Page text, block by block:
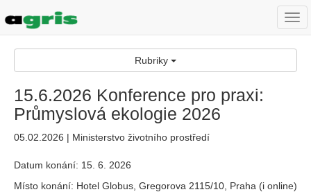
Rubriky
15.6.2026 Konference pro praxi:
Průmyslová ekologie 2026
05.02.2026 | Ministerstvo životního prostředí
Datum konání: 15. 6. 2026
Místo konání: Hotel Globus, Gregorova 2115/10, Praha (i online)